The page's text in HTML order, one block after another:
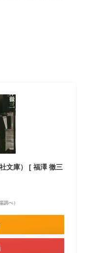
文庫） [ 福澤 徹三
調べ）